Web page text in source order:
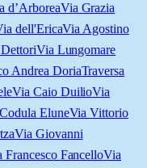
d’ArboreaVia Grazia
dell'EricaVia Agostino
Via Lungomare
Andrea DoriaTraversa
Via Caio DuilioVia
EluneVia Vittorio
Via Giovanni
Francesco FancelloVia